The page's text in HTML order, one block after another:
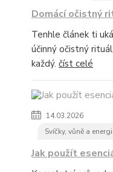
Domácí očistný
Tenhle článek ti
účinný očistný
každý. číst celé
14.03.2026
Svíčky, vůně a
Jak použít